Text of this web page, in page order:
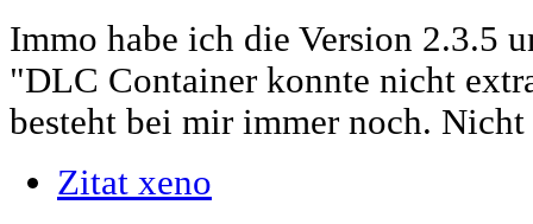
Immo habe ich die Version 2.3.5
"DLC Container konnte nicht
besteht bei mir immer noch.
Zitat xeno